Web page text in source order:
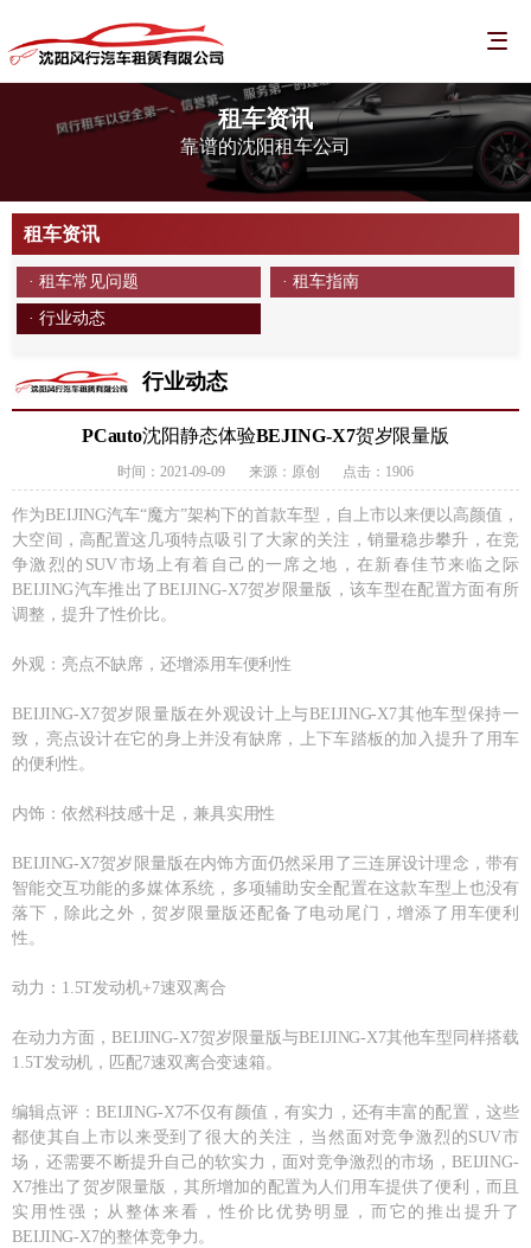
租车资讯
靠谱的沈阳租车公司
租车资讯
· 租车常见问题 · 租车指南
· 行业动态
行业动态
PCauto沈阳静态体验BEJING-X7贺岁限量版
时间：2021-09-09 来源：原创 点击：1906
作为BEIJING汽车“魔方”架构下的首款车型，自上市以来便以高颜值，
大空间，高配置这几项特点吸引了大家的关注，销量稳步攀升，在竞
争激烈的SUV市场上有着自己的一席之地，在新春佳节来临之际
BEIJING汽车推出了BEIJING-X7贺岁限量版，该车型在配置方面有所
调整，提升了性价比。
外观：亮点不缺席，还增添用车便利性
BEIJING-X7贺岁限量版在外观设计上与BEIJING-X7其他车型保持一
致，亮点设计在它的身上并没有缺席，上下车踏板的加入提升了用车
的便利性。
内饰：依然科技感十足，兼具实用性
BEIJING-X7贺岁限量版在内饰方面仍然采用了三连屏设计理念，带有
智能交互功能的多媒体系统，多项辅助安全配置在这款车型上也没有
落下，除此之外，贺岁限量版还配备了电动尾门，增添了用车便利
性。
动力：1.5T发动机+7速双离合
在动力方面，BEIJING-X7贺岁限量版与BEIJING-X7其他车型同样搭载
1.5T发动机，匹配7速双离合变速箱。
编辑点评：BEIJING-X7不仅有颜值，有实力，还有丰富的配置，这些
都使其自上市以来受到了很大的关注，当然面对竞争激烈的SUV市
场，还需要不断提升自己的软实力，面对竞争激烈的市场，BEIJING-
X7推出了贺岁限量版，其所增加的配置为人们用车提供了便利，而且
实用性强；从整体来看，性价比优势明显，而它的推出提升了
BEIJING-X7的整体竞争力。